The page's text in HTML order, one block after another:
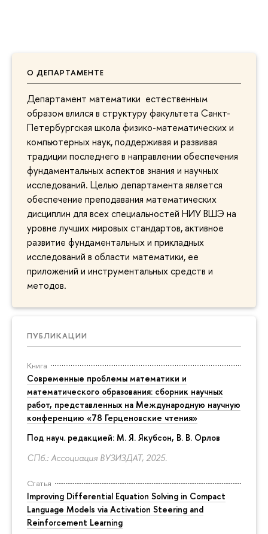
О ДЕПАРТАМЕНТЕ
Департамент математики естественным
образом влился в структуру факультета Санкт-
Петербургская школа физико-математических и
компьютерных наук, поддерживая и развивая
традиции последнего в направлении обеспечения
фундаментальных аспектов знания и научных
исследований. Целью департамента является
обеспечение преподавания математических
дисциплин для всех специальностей НИУ ВШЭ на
уровне лучших мировых стандартов, активное
развитие фундаментальных и прикладных
исследований в области математики, ее
приложений и инструментальных средств и
методов.
ПУБЛИКАЦИИ
Книга
Современные проблемы математики и
математического образования: сборник научных
работ, представленных на Международную научную
конференцию «78 Герценовские чтения»
Под науч. редакцией: М. Я. Якубсон, В. В. Орлов
СПб.: Ассоциация ВУЗИЗДАТ, 2025.
Статья
Improving Differential Equation Solving in Compact
Language Models via Activation Steering and
Reinforcement Learning